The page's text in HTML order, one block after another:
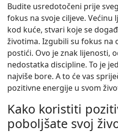
Budite usredotočeni prije
fokus na svoje ciljeve. Većinu
kod kuće, stvari koje se
životima. Izgubili su fokus na
postići. Ovo je znak lijenosti,
nedostatka discipline. To je
najviše bore. A to će vas
pozitivne energije u svom
Kako koristiti
poboljšate svoj